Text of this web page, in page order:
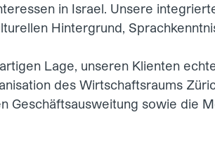
in Israel. Unsere
Hintergrund,
Lage, unseren Klienten
des Wirtschaftsraums
sowie die